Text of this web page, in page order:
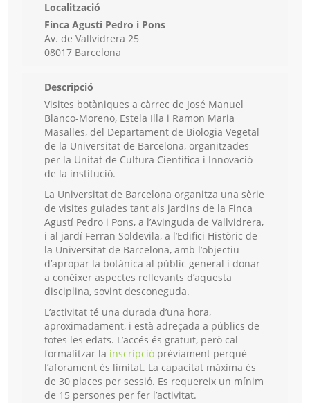
Localització
Finca Agustí Pedro i Pons
Av. de Vallvidrera 25
08017 Barcelona
Descripció
Visites botàniques a càrrec de José Manuel
Blanco-Moreno, Estela Illa i Ramon Maria
Masalles, del Departament de Biologia Vegetal
de la Universitat de Barcelona, organitzades
per la Unitat de Cultura Científica i Innovació
de la institució.
La Universitat de Barcelona organitza una sèrie
de visites guiades tant als jardins de la Finca
Agustí Pedro i Pons, a l’Avinguda de Vallvidrera,
i al jardí Ferran Soldevila, a l’Edifici Històric de
la Universitat de Barcelona, amb l’objectiu
d’apropar la botànica al públic general i donar
a conèixer aspectes rellevants d’aquesta
disciplina, sovint desconeguda.
L’activitat té una durada d’una hora,
aproximadament, i està adreçada a públics de
totes les edats. L’accés és gratuït, però cal
formalitzar la inscripció prèviament perquè
l’aforament és limitat. La capacitat màxima és
de 30 places per sessió. Es requereix un mínim
de 15 persones per fer l’activitat.